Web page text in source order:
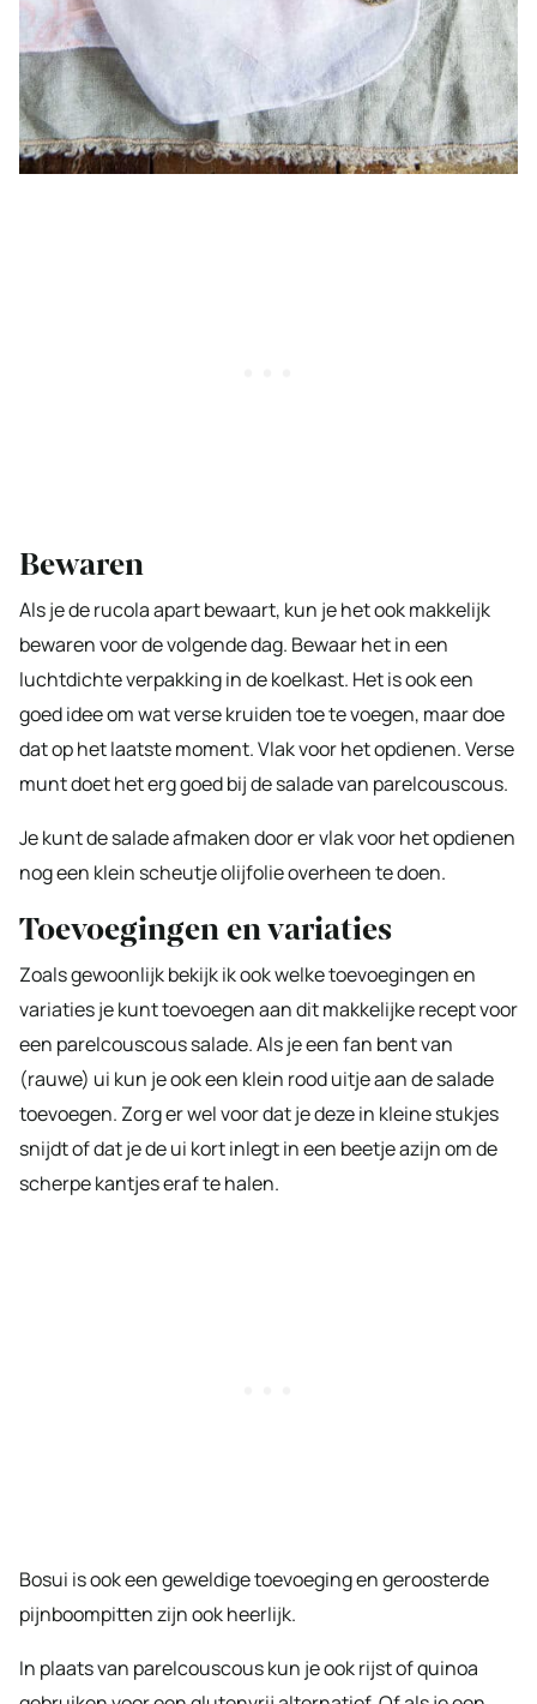
Bewaren
Als je de rucola apart bewaart, kun je het ook makkelijk
bewaren voor de volgende dag. Bewaar het in een
luchtdichte verpakking in de koelkast. Het is ook een
goed idee om wat verse kruiden toe te voegen, maar doe
dat op het laatste moment. Vlak voor het opdienen. Verse
munt doet het erg goed bij de salade van parelcouscous.
Je kunt de salade afmaken door er vlak voor het opdienen
nog een klein scheutje olijfolie overheen te doen.
Toevoegingen en variaties
Zoals gewoonlijk bekijk ik ook welke toevoegingen en
variaties je kunt toevoegen aan dit makkelijke recept voor
een parelcouscous salade. Als je een fan bent van
(rauwe) ui kun je ook een klein rood uitje aan de salade
toevoegen. Zorg er wel voor dat je deze in kleine stukjes
snijdt of dat je de ui kort inlegt in een beetje azijn om de
scherpe kantjes eraf te halen.
Bosui is ook een geweldige toevoeging en geroosterde
pijnboompitten zijn ook heerlijk.
In plaats van parelcouscous kun je ook rijst of quinoa